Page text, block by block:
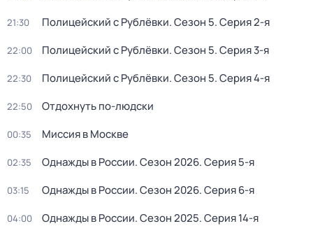
21:30 Полицейский с Рублёвки. Сезон 5. Серия 2-я
22:00 Полицейский с Рублёвки. Сезон 5. Серия 3-я
22:30 Полицейский с Рублёвки. Сезон 5. Серия 4-я
22:50 Отдохнуть по-людски
00:35 Миссия в Москве
02:35 Однажды в России. Сезон 2026. Серия 5-я
03:15 Однажды в России. Сезон 2026. Серия 6-я
04:00 Однажды в России. Сезон 2025. Серия 14-я